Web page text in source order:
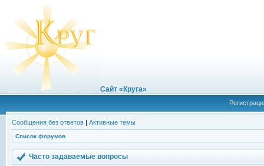
Сайт «Круга»
Сообщения без ответов | Активные темы
Список форумов
Часто задаваемые вопросы